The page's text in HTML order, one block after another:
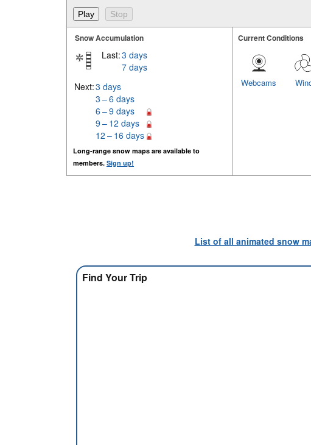
Snow Accumulation
Last:3 days
7 days
Next:3 days
3 – 6 days
6 – 9 days
9 – 12 days
12 – 16 days
Long-range snow maps are available to
members. Sign up!
Current Conditions
Webcams
List of all animated snow
Find Your Trip